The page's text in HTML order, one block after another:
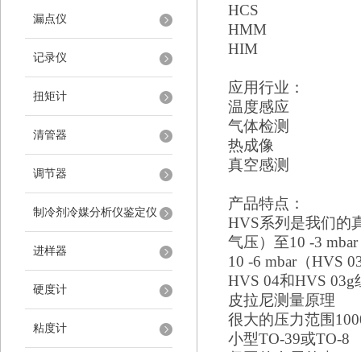
漏点仪
记录仪
扭矩计
清管器
调节器
制冷剂冷媒分析仪鉴定仪
进样器
硬度计
粘度计
HCS
HMM
HIM
应用行业：
温度感应
气体检测
热成像
真空感测
产品特点：
HVS系列是我们的
气压）至10 -3
10 -6 mbar（HVS
HVS 04和HVS
皮拉尼测量原理
很大的压力范围
小型TO-39或TO-8